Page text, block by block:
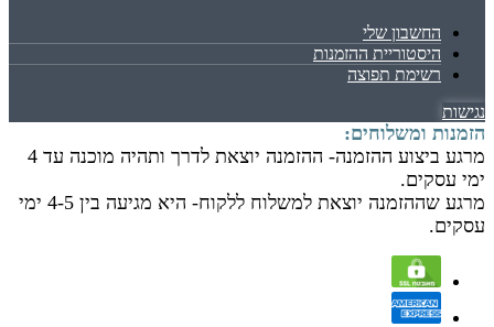
החשבון שלי
היסטוריית ההזמנות
רשימת תפוצה
נגישות
הזמנות ומשלוחים:
מרגע ביצוע ההזמנה- ההזמנה יוצאת לדרך ותהיה מוכנה עד 4
ימי עסקים.
מרגע שההזמנה יוצאת למשלוח ללקוח- היא מגיעה בין 4-5 ימי
עסקים.